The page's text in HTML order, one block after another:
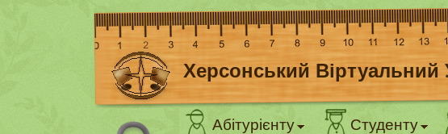
Херсонський Віртуальний
Абітурієнту Студенту